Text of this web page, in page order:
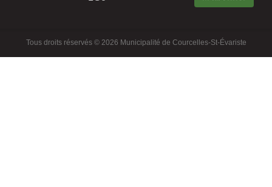
Tous droits réservés © 2026 Municipalité de Courcelles-St-Évariste